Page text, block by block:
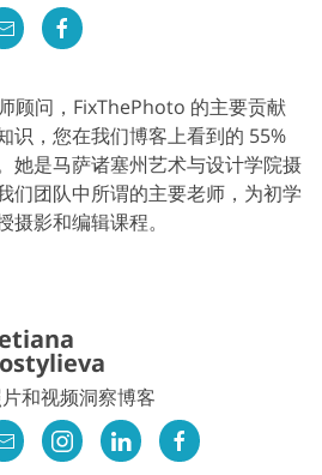
顾问，FixThePhoto 的主要贡献
识，您在我们博客上看到的 55%
她是马萨诸塞州艺术与设计学院摄
们团队中所谓的主要老师，为初学
影和编辑课程。
和视频洞察博客